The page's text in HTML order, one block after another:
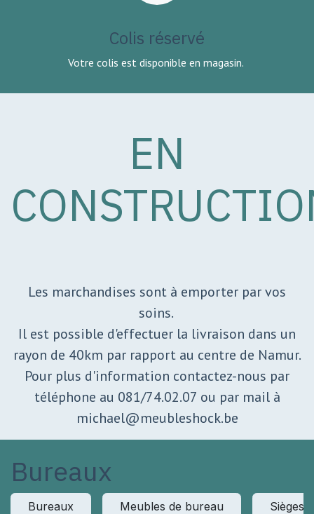
Colis réservé
Votre colis est disponible en magasin.
EN
Les marchandises sont à emporter par vos
soins.
Il est possible d'effectuer la livraison dans un
rayon de 40km par rapport au centre de Namur.
Pour plus d'information contactez-nous par
téléphone au 081/74.02.07 ou par mail à
michael@meubleshock.be
Bureaux
Bureaux Meubles de bureau Sièges